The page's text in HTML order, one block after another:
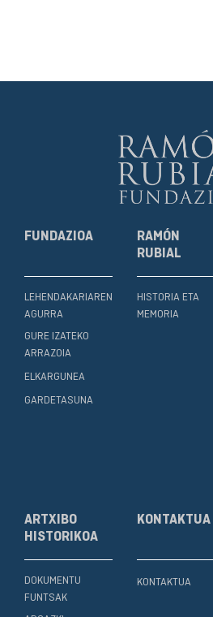
FUNDAZIOA
LEHENDAKARIAREN
AGURRA
GURE IZATEKO
ARRAZOIA
ELKARGUNEA
GARDETASUNA
RAMÓN
RUBIAL
HISTORIA ETA
MEMORIA
ARTXIBO
HISTORIKOA
DOKUMENTU
FUNTSAK
KONTAKTUA
KONTAKTUA